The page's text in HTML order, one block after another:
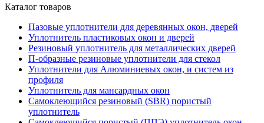
Каталог товаров
Пазовые уплотнители для деревянных окон, дверей
Уплотнитель пластиковых окон и дверей
Резиновый уплотнитель для металлических дверей
П-образные резиновые уплотнители для стекол
Уплотнители для Алюминиевых окон, и систем из
профиля
Уплотнитель для мансардных окон
Самоклеющийся резиновый (SBR) пористый
уплотнитель